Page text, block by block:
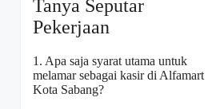
Tanya Seputar
Pekerjaan
1. Apa saja syarat utama untuk
melamar sebagai kasir di Alfamart
Kota Sabang?